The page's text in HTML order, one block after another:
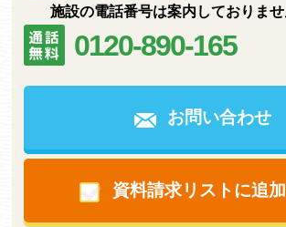
施設の電話番号は案内しておりませ
0120-890-165
お問い合わせ
資料請求リストに追